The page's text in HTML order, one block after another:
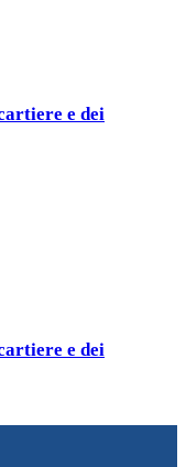
e dei
e dei